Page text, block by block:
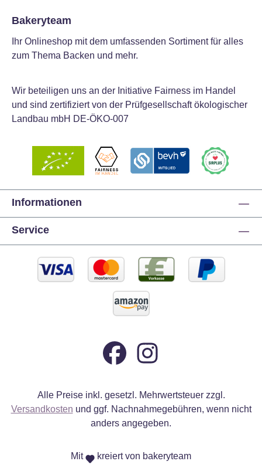
Bakeryteam
Ihr Onlineshop mit dem umfassenden Sortiment für alles
zum Thema Backen und mehr.
Wir beteiligen uns an der Initiative Fairness im Handel
und sind zertifiziert von der Prüfgesellschaft ökologischer
Landbau mbH DE-ÖKO-007
Informationen
Service
Alle Preise inkl. gesetzl. Mehrwertsteuer zzgl.
Versandkosten und ggf. Nachnahmegebühren, wenn nicht
anders angegeben.
Mit kreiert von bakeryteam